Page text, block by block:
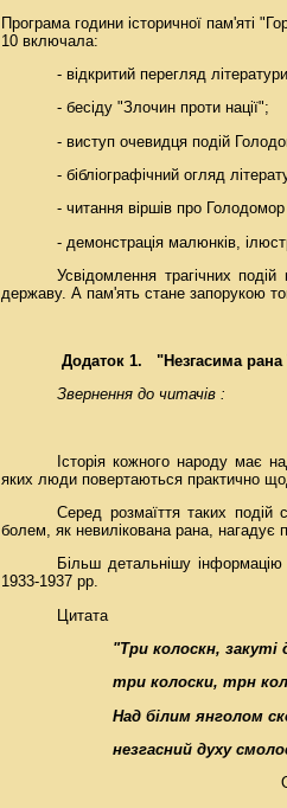
Програма години історичної пам'яті
10 включала:
- відкритий перегляд
- бесіду "Злочин проти нації";
- виступ очевидця подій
- бібліографічний огляд
- читання віршів про
- демонстрація малюнків,
Усвідомлення трагічних
державу. А пам'ять стане запорукою
Додаток 1.
"Незгасима рана
Звернення до читачів :
Історія кожного народу має
яких люди повертаються практично
Серед розмаїття таких подій
болем, як невилікована рана, нагадує
Більш детальнішу
1933-1937 рр.
Цитата
"Три колоскн,
три колоски, трн
Над білим янголом
незгасний духу